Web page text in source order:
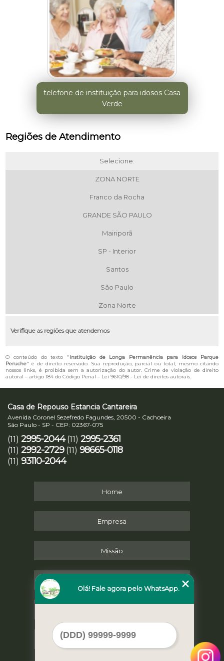
telefone de instituição para idosos Casa
Verde
Regiões de Atendimento
Selecione:
ZONA NORTE
Franco da Rocha
GRANDE SÃO PAULO
Mairiporã
SP - Interior
Santos
São Paulo
Zona Norte
Verifique as regiões que atendemos
O conteúdo do texto "Instituição de Longa Permanência para Idosos Parque
Peruche" é de direito reservado. Sua reprodução, parcial ou total, mesmo citando
nossos links, é proibida sem a autorização do autor. Crime de violação de direito
autoral – artigo 184 do Código Penal – Lei 9610/98 - Lei de direitos autorais.
Casa de Repouso Estancia Cantareira
Avenida Coronel Sezefredo Fagundes, 20500 - Cachoeira
São Paulo - SP - CEP: 02367-075
(11) 2995-2044 (11) 2995-2361
(11) 2992-2729 (11) 98665-0118
(11) 93110-2044
Home
Empresa
Missão
Mapa do site
Olá! Fale agora pelo WhatsApp.